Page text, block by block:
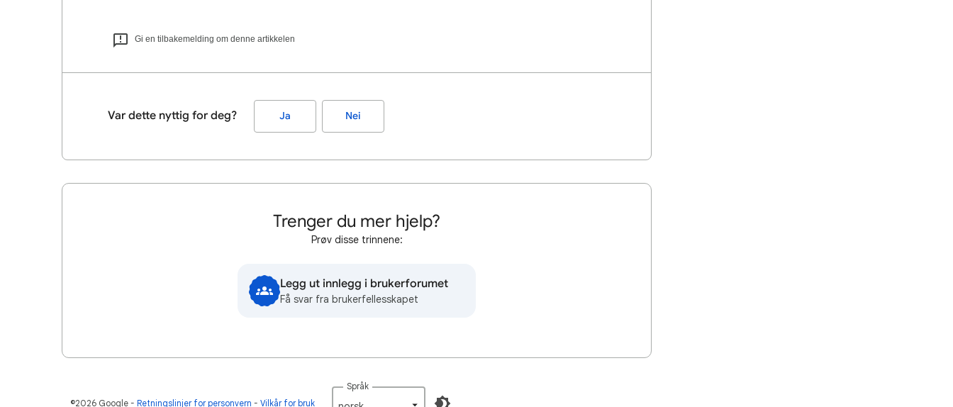
Gi en tilbakemelding om denne artikkelen
Var dette nyttig for deg? Ja Nei
Trenger du mer hjelp?
Prøv disse trinnene:
Legg ut innlegg i brukerforumet
Få svar fra brukerfellesskapet
©2026 Google Retningslinjer for personvern Vilkår for bruk
Språk